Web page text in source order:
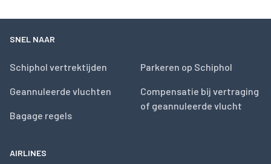
SNEL NAAR
Schiphol vertrektijden
Geannuleerde vluchten
Bagage regels
Parkeren op Schiphol
Compensatie bij vertraging
of geannuleerde vlucht
AIRLINES